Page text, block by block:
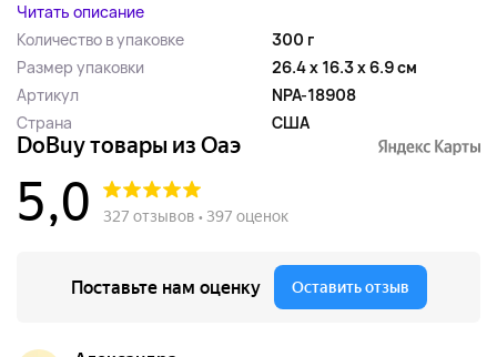
Читать описание
Количество в упаковке
300 г
Размер упаковки
26.4 x 16.3 x 6.9 см
Артикул
NPA-18908
Страна
США